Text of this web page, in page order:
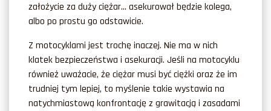
założycie za duży ciężar… asekurował będzie kolega,
albo po prostu go odstawicie.
Z motocyklami jest trochę inaczej. Nie ma w nich
klatek bezpieczeństwa i asekuracji. Jeśli na motocyklu
również uważacie, że ciężar musi być ciężki oraz że im
trudniej tym lepiej, to myślenie takie wystawia na
natychmiastową konfrontację z grawitacją i zasadami